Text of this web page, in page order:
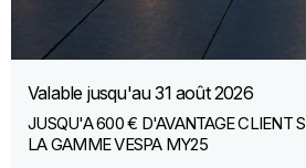
Valable jusqu'au31 août 2026
JUSQU'A 600 € D'AVANTAGE CLIENT
LA GAMME VESPA MY25